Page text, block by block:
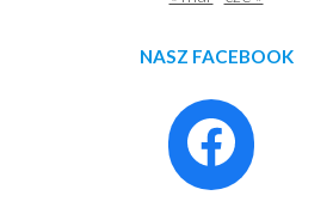
NASZ FACEBOOK